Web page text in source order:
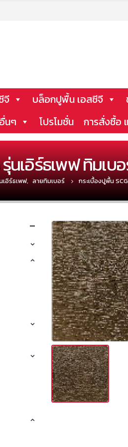
จี บล็อกปูพื้น เอสซีจี
นๆ โปรโมชั่น การสั่งซื้อ
นเอิร์ธเพฟ ทิมเบ
เอิร์ธเพฟ, ลายทิมเบอร์ กระเบื้องปูพื้น